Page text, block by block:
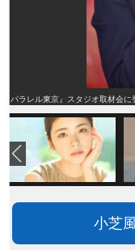
『パラレル東京』スタジオ取材会
小芝